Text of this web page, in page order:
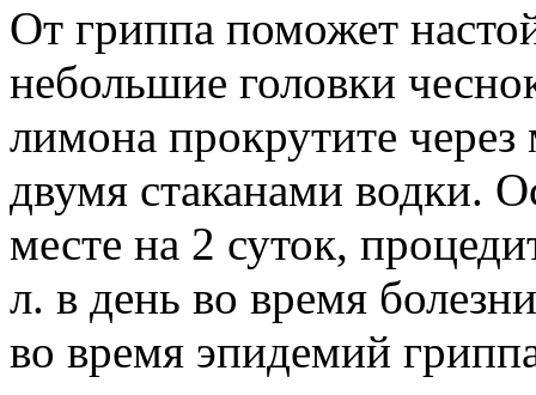
От гриппа поможет
небольшие головки
лимона прокрутите через
двумя стаканами водки.
месте на 2 суток,
л. в день во время
во время эпидемий